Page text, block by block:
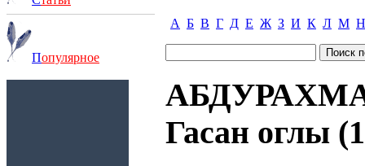
Популярное
А Б В Г Д Е Ж З И К Л М Н
Гасан оглы